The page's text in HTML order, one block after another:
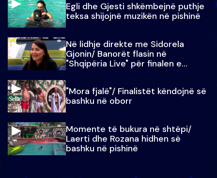
Egli dhe Gjesti shkëmbejnë puthje
teksa shijojnë muzikën në pishinë
Në lidhje direkte me Sidorela
Gjonin/ Banorët flasin në
"Shqipëria Live" për finalen e
"Mora fjalë"/ Finalistët këndojnë së
bashku në oborr
Momente të bukura në shtëpi/
Laerti dhe Rozana hidhen së
bashku në pishinë